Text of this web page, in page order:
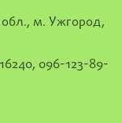
обл., м. Ужгород,
096-123-89-